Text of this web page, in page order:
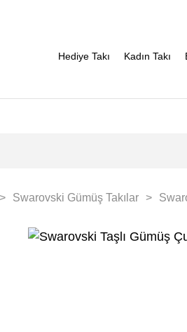
Hediye Takı Kadın Takı
Swarovski Gümüş Takılar